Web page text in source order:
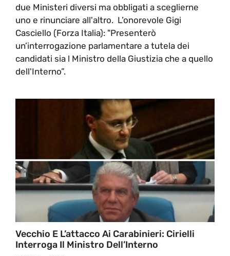
due Ministeri diversi ma obbligati a sceglierne
uno e rinunciare all'altro. L’onorevole Gigi
Casciello (Forza Italia): "Presenterò
un’interrogazione parlamentare a tutela dei
candidati sia l Ministro della Giustizia che a quello
dell'Interno”.
Vecchio E L’attacco Ai Carabinieri: Cirielli
Interroga Il Ministro Dell’Interno